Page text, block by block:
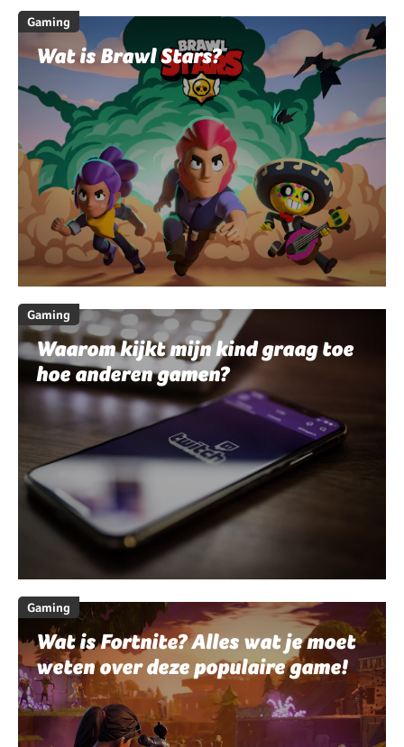
Gaming
Wat is Brawl Stars?
Gaming
Waarom kijkt mijn kind graag toe
hoe anderen gamen?
Gaming
Wat is Fortnite? Alles wat je moet
weten over deze populaire game!